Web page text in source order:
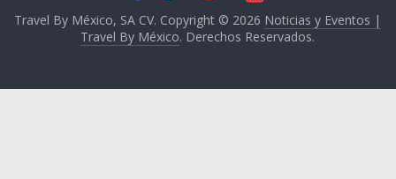
Travel By México, SA CV. Copyright © 2026 Noticias y Eventos |
Travel By México. Derechos Reservados.